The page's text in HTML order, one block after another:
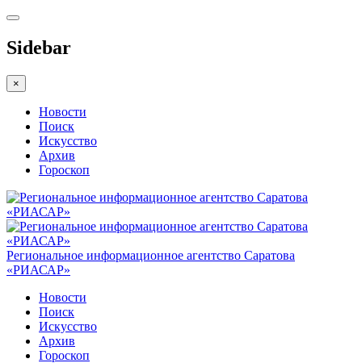
Sidebar
×
Новости
Поиск
Искусство
Архив
Гороскоп
Региональное информационное агентство Саратова
«РИАСАР»
Новости
Поиск
Искусство
Архив
Гороскоп